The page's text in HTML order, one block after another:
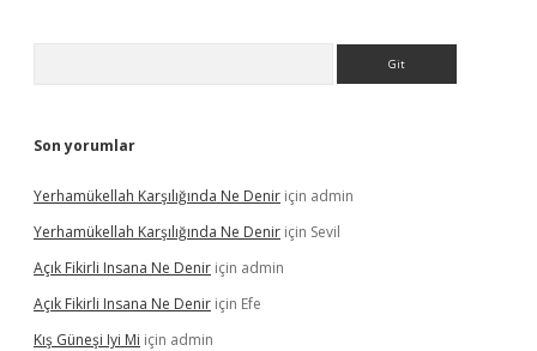
Son yorumlar
Yerhamükellah Karşılığında Ne Denir için admin
Yerhamükellah Karşılığında Ne Denir için Sevil
Açık Fikirli Insana Ne Denir için admin
Açık Fikirli Insana Ne Denir için Efe
Kış Güneşi Iyi Mi için admin